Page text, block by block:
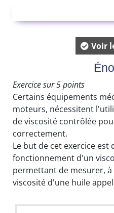
Voir
Exercice sur 5 points
Certains équipements
moteurs, nécessitent
de viscosité contrôlée
correctement.
Le but de cet exercice
fonctionnement d'un
permettant de mesurer,
viscosité d'une huile